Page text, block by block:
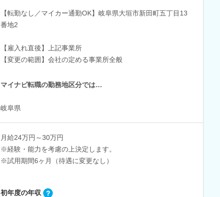
【転勤なし／マイカー通勤OK】岐阜県大垣市新田町五丁目13
番地2
【雇入れ直後】上記事業所
【変更の範囲】会社の定める事業所全般
マイナビ転職の勤務地区分では…
岐阜県
月給24万円～30万円
※経験・能力を考慮の上決定します。
※試用期間6ヶ月（待遇に変更なし）
初年度の年収